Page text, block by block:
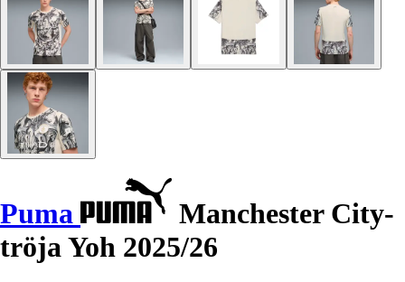
Puma
Manchester City-
tröja Yoh 2025/26